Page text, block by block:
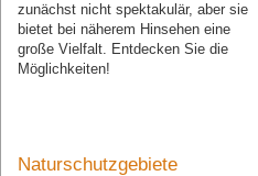
zunächst nicht spektakulär, aber sie
bietet bei näherem Hinsehen eine
große Vielfalt. Entdecken Sie die
Möglichkeiten!
Naturschutzgebiete